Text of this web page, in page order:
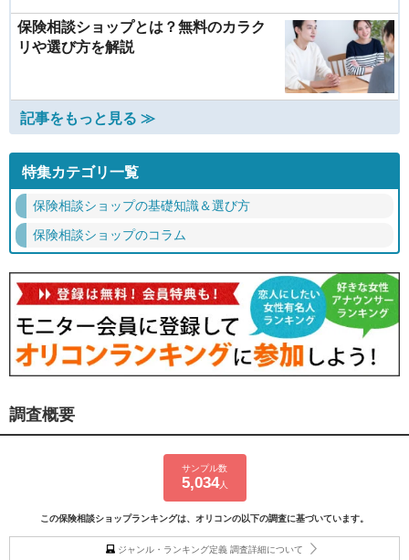
保険相談ショップとは？無料のカラク
リや選び方を解説
記事をもっと見る ≫
特集カテゴリ一覧
保険相談ショップの基礎知識＆選び方
保険相談ショップのコラム
調査概要
サンプル数
5,034人
この保険相談ショップランキングは、オリコンの以下の調査に基づいています。
ジャンル・ランキング定義 調査詳細について